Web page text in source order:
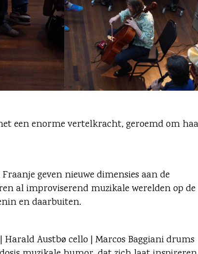
een enorme vertelkracht, geroemd om
geven nieuwe dimensies aan de
al improviserend muzikale werelden op de
en daarbuiten.
Austbø cello | Marcos Baggiani drums